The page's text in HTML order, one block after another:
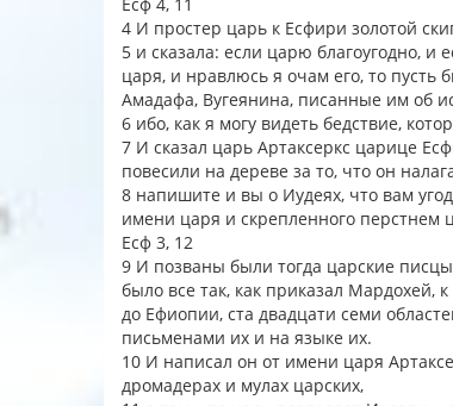
4 И простер царь к Есфири золотой
5 и сказала: если царю благоугодно,
царя, и нравлюсь я очам его, то
Амадафа, Вугеянина, писанные им об
6 ибо, как я могу видеть бедствие,
7 И сказал царь Артаксеркс царице
повесили на дереве за то, что он
8 напишите и вы о Иудеях, что вам
имени царя и скрепленного перстнем
Есф 3, 12
9 И позваны были тогда царские
было все так, как приказал Мардохей,
до Ефиопии, ста двадцати семи
письменами их и на языке их.
10 И написал он от имени царя
дромадерах и мулах царских,